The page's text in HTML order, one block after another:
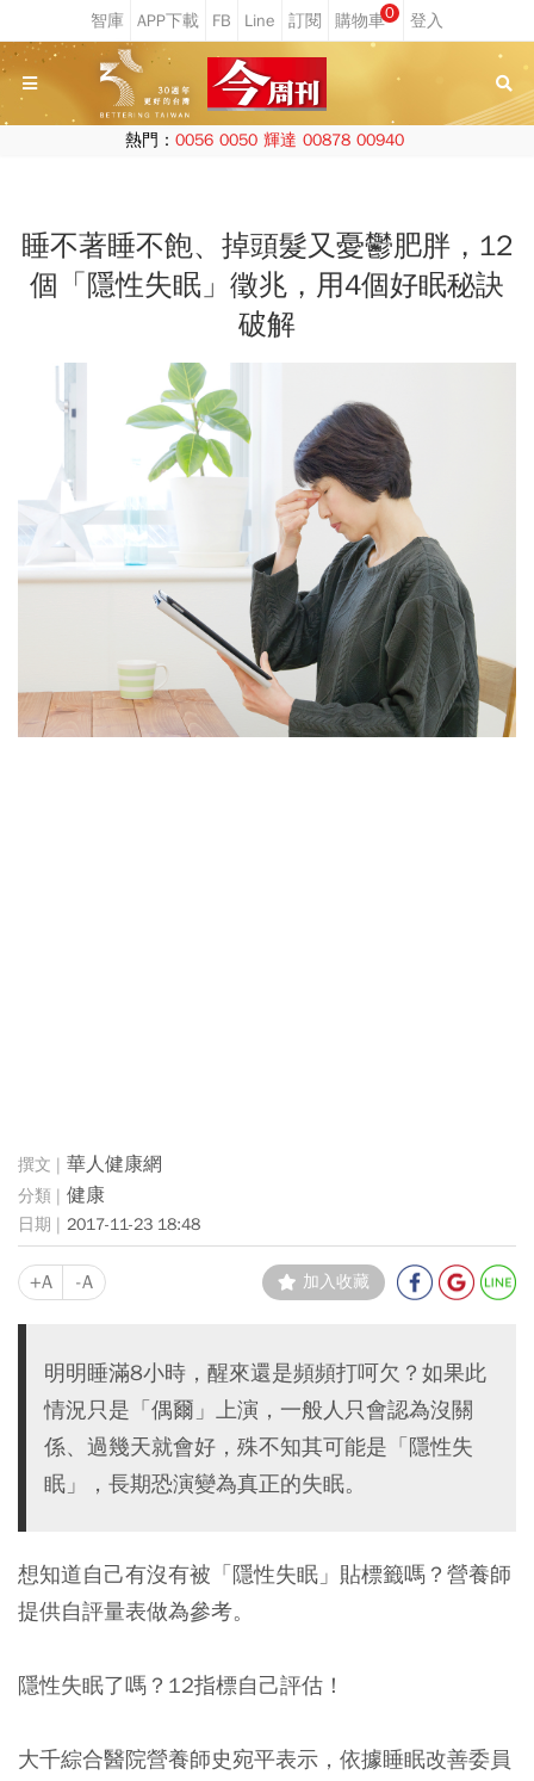
0
熱門： 0056 0050 輝達 00878 00940
睡不著睡不飽、掉頭髮又憂鬱肥胖，12
個「隱性失眠」徵兆，用4個好眠秘訣
破解
華人健康網
健康
2017-11-23 18:48
+A -A 加入收藏
明明睡滿8小時，醒來還是頻頻打呵欠？如果此
情況只是「偶爾」上演，一般人只會認為沒關
係、過幾天就會好，殊不知其可能是「隱性失
眠」，長期恐演變為真正的失眠。
想知道自己有沒有被「隱性失眠」貼標籤嗎？營養師
提供自評量表做為參考。
隱性失眠了嗎？12指標自己評估！
大千綜合醫院營養師史宛平表示，依據睡眠改善委員